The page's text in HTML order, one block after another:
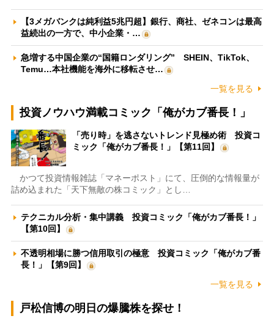
【3メガバンクは純利益5兆円超】銀行、商社、ゼネコンは最高
益続出の一方で、中小企業・…
急増する中国企業の“国籍ロンダリング” SHEIN、TikTok、
Temu…本社機能を海外に移転させ…
一覧を見る
投資ノウハウ満載コミック「俺がカブ番長！」
「売り時」を逃さないトレンド見極め術 投資コ
ミック「俺がカブ番長！」【第11回】
かつて投資情報雑誌「マネーポスト」にて、圧倒的な情報量が
詰め込まれた「天下無敵の株コミック」とし…
テクニカル分析・集中講義 投資コミック「俺がカブ番長！」
【第10回】
不透明相場に勝つ信用取引の極意 投資コミック「俺がカブ番
長！」【第9回】
一覧を見る
戸松信博の明日の爆騰株を探せ！